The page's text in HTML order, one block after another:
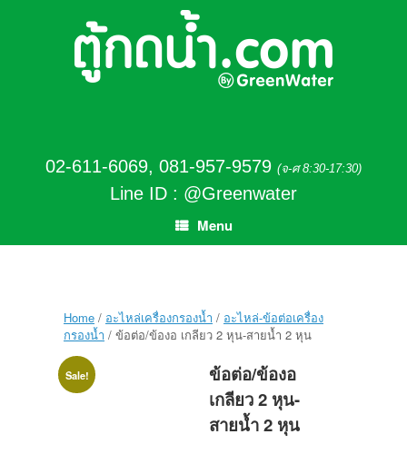
02-611-6069, 081-957-9579 (จ-ศ 8:30-17:30)
Line ID : @Greenwater
Menu
Home / อะไหล่เครื่องกรองน้ำ / อะไหล่-ข้อต่อเครื่อง
กรองน้ำ / ข้อต่อ/ข้องอ เกลียว 2 หุน-สายน้ำ 2 หุน
Sale!
ข้อต่อ/ข้องอ
เกลียว 2 หุน-
สายน้ำ 2 หุน